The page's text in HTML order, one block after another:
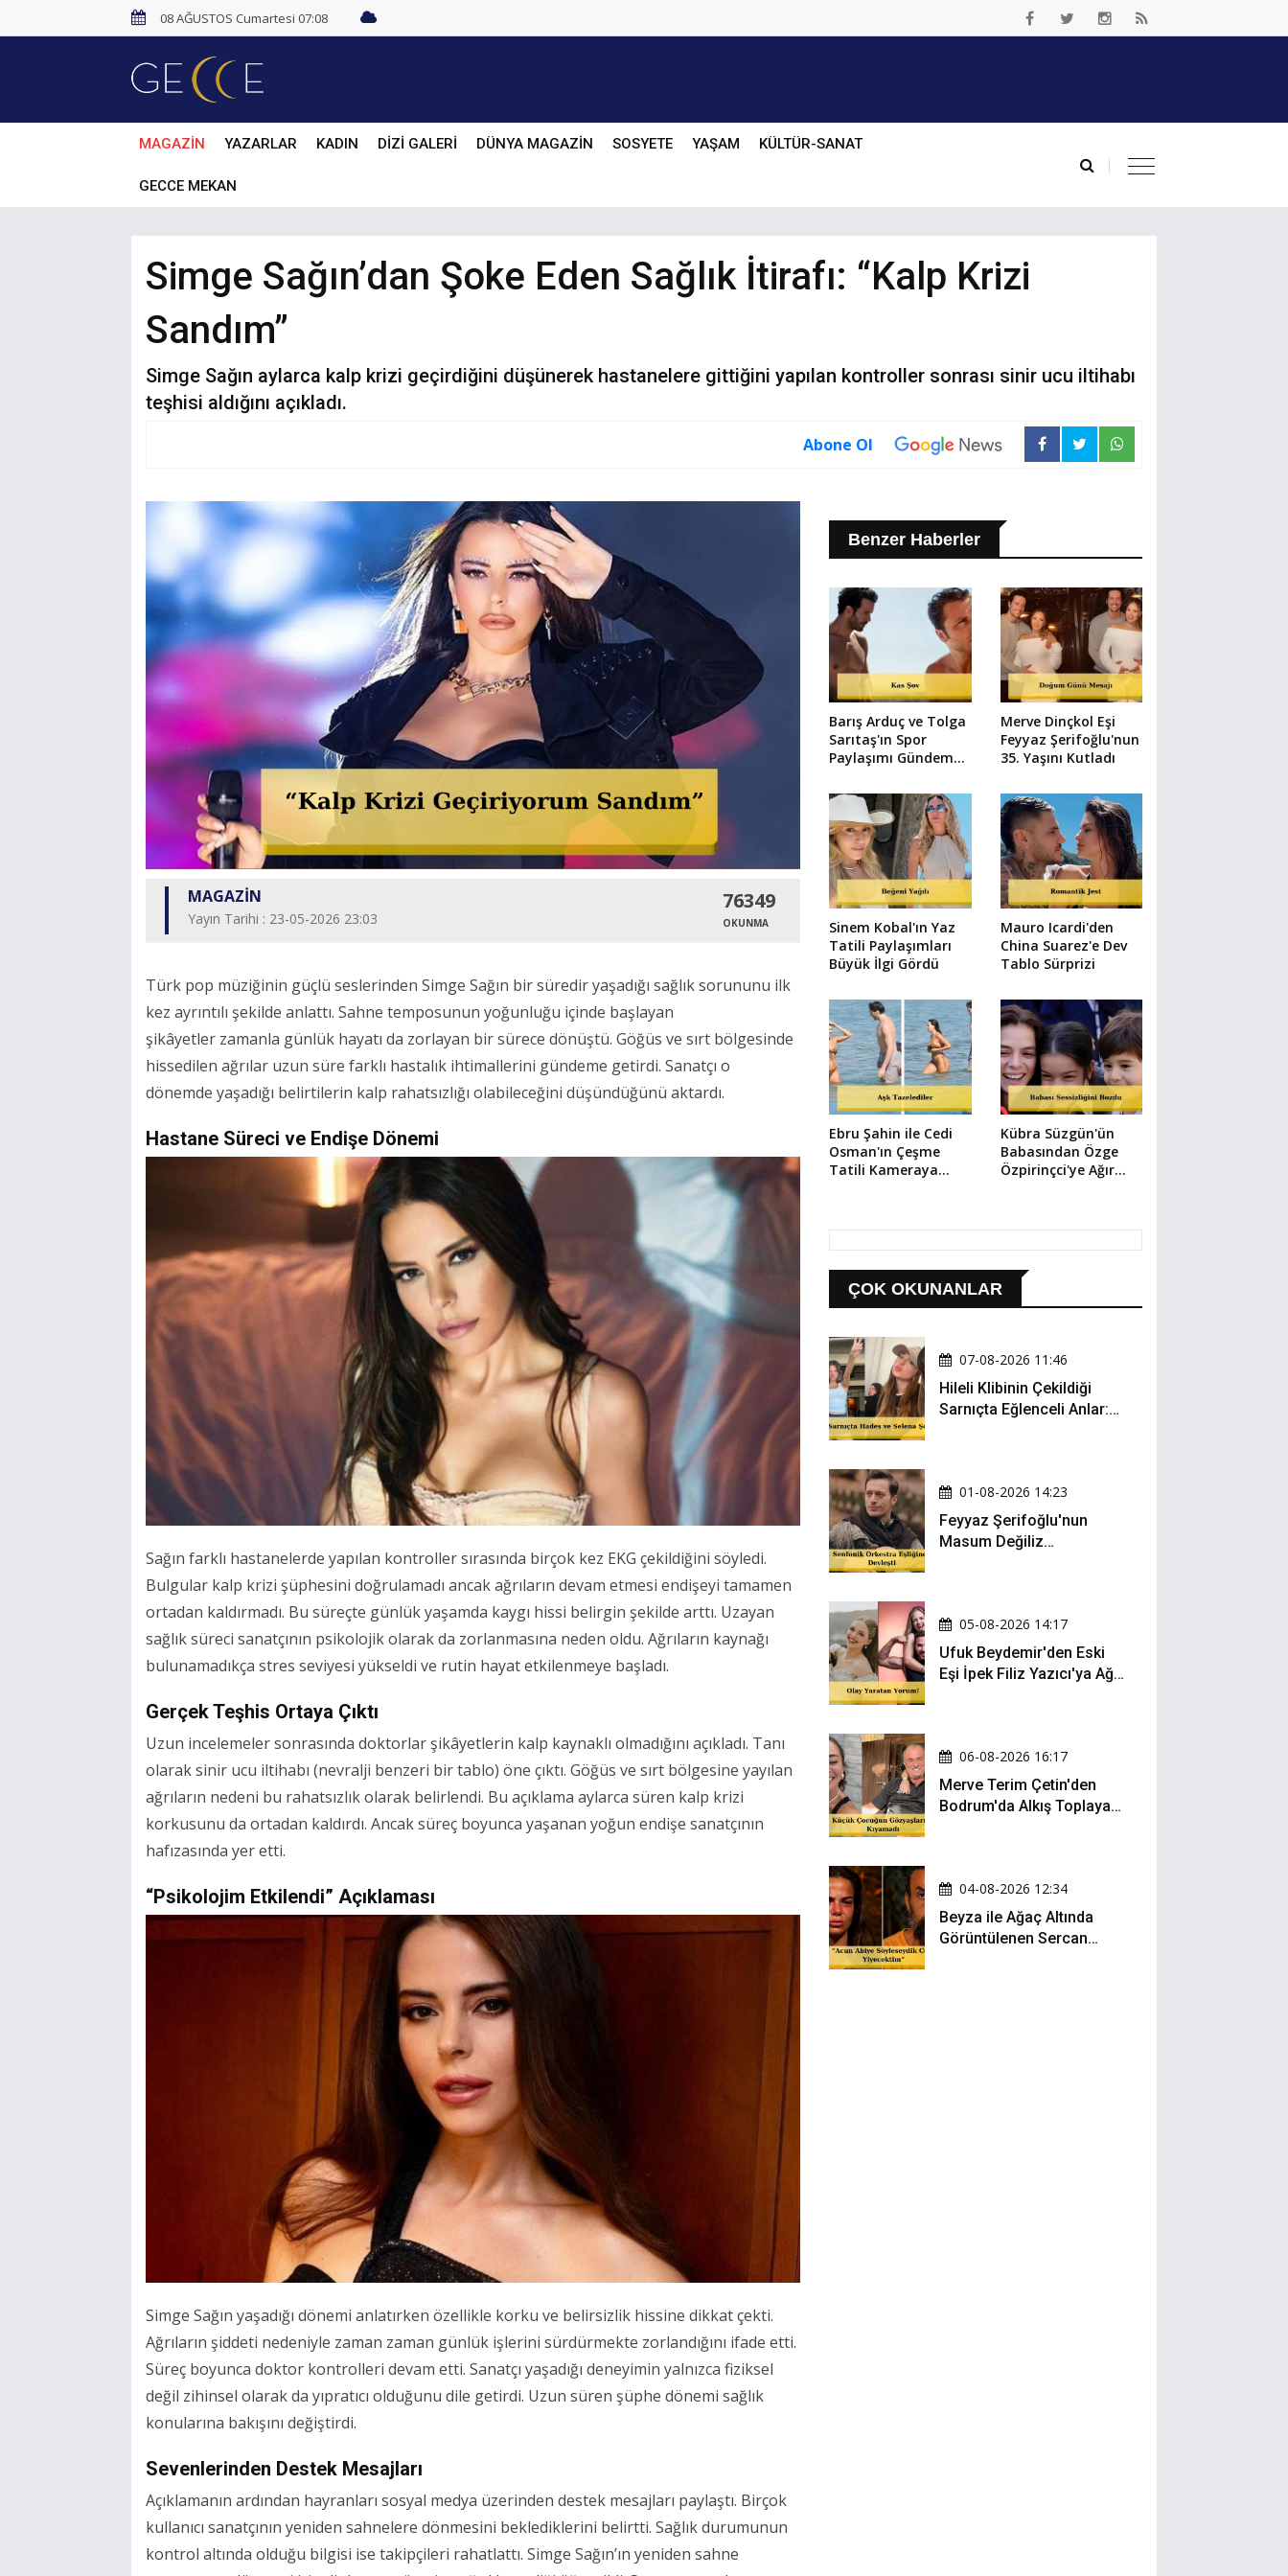
08 AĞUSTOS Cumartesi 07:08
MAGAZİN YAZARLAR KADIN DİZİ GALERİ DÜNYA MAGAZİN SOSYETE YAŞAM KÜLTÜR-SANAT
GECCE MEKAN
Simge Sağın’dan Şoke Eden Sağlık İtirafı: “Kalp Krizi
Sandım”
Simge Sağın aylarca kalp krizi geçirdiğini düşünerek hastanelere gittiğini yapılan kontroller sonrası sinir ucu iltihabı
teşhisi aldığını açıkladı.
Abone Ol
MAGAZİN
Yayın Tarihi : 23-05-2026 23:03
76349
OKUNMA
Türk pop müziğinin güçlü seslerinden Simge Sağın bir süredir yaşadığı sağlık sorununu ilk
kez ayrıntılı şekilde anlattı. Sahne temposunun yoğunluğu içinde başlayan
şikâyetler zamanla günlük hayatı da zorlayan bir sürece dönüştü. Göğüs ve sırt bölgesinde
hissedilen ağrılar uzun süre farklı hastalık ihtimallerini gündeme getirdi. Sanatçı o
dönemde yaşadığı belirtilerin kalp rahatsızlığı olabileceğini düşündüğünü aktardı.
Hastane Süreci ve Endişe Dönemi
Sağın farklı hastanelerde yapılan kontroller sırasında birçok kez EKG çekildiğini söyledi.
Bulgular kalp krizi şüphesini doğrulamadı ancak ağrıların devam etmesi endişeyi tamamen
ortadan kaldırmadı. Bu süreçte günlük yaşamda kaygı hissi belirgin şekilde arttı. Uzayan
sağlık süreci sanatçının psikolojik olarak da zorlanmasına neden oldu. Ağrıların kaynağı
bulunamadıkça stres seviyesi yükseldi ve rutin hayat etkilenmeye başladı.
Gerçek Teşhis Ortaya Çıktı
Uzun incelemeler sonrasında doktorlar şikâyetlerin kalp kaynaklı olmadığını açıkladı. Tanı
olarak sinir ucu iltihabı (nevralji benzeri bir tablo) öne çıktı. Göğüs ve sırt bölgesine yayılan
ağrıların nedeni bu rahatsızlık olarak belirlendi. Bu açıklama aylarca süren kalp krizi
korkusunu da ortadan kaldırdı. Ancak süreç boyunca yaşanan yoğun endişe sanatçının
hafızasında yer etti.
“Psikolojim Etkilendi” Açıklaması
Simge Sağın yaşadığı dönemi anlatırken özellikle korku ve belirsizlik hissine dikkat çekti.
Ağrıların şiddeti nedeniyle zaman zaman günlük işlerini sürdürmekte zorlandığını ifade etti.
Süreç boyunca doktor kontrolleri devam etti. Sanatçı yaşadığı deneyimin yalnızca fiziksel
değil zihinsel olarak da yıpratıcı olduğunu dile getirdi. Uzun süren şüphe dönemi sağlık
konularına bakışını değiştirdi.
Sevenlerinden Destek Mesajları
Açıklamanın ardından hayranları sosyal medya üzerinden destek mesajları paylaştı. Birçok
kullanıcı sanatçının yeniden sahnelere dönmesini beklediklerini belirtti. Sağlık durumunun
kontrol altında olduğu bilgisi ise takipçileri rahatlattı. Simge Sağın’ın yeniden sahne
Benzer Haberler
Barış Arduç ve Tolga
Sarıtaş'ın Spor
Paylaşımı Gündem
Merve Dinçkol Eşi
Feyyaz Şerifoğlu'nun
35. Yaşını Kutladı
Sinem Kobal'ın Yaz
Tatili Paylaşımları
Büyük İlgi Gördü
Mauro Icardi'den
China Suarez'e Dev
Tablo Sürprizi
Ebru Şahin ile Cedi
Osman'ın Çeşme
Tatili Kameraya
Kübra Süzgün'ün
Babasından Özge
Özpirinçci'ye Ağır
ÇOK OKUNANLAR
07-08-2026 11:46
Hileli Klibinin Çekildiği
Sarnıçta Eğlenceli Anlar:
01-08-2026 14:23
Feyyaz Şerifoğlu'nun
Masum Değiliz
05-08-2026 14:17
Ufuk Beydemir'den Eski
Eşi İpek Filiz Yazıcı'ya Ağır
06-08-2026 16:17
Merve Terim Çetin'den
Bodrum'da Alkış Toplayan
04-08-2026 12:34
Beyza ile Ağaç Altında
Görüntülenen Sercan